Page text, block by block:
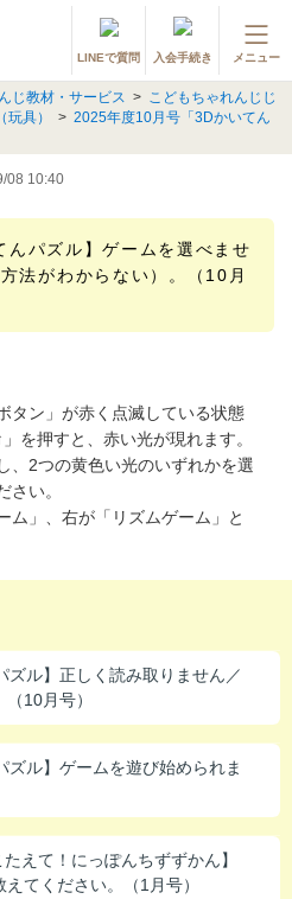
LINEで質問 入会手続き メニュー
続き
会)
せ
手続きはこちら
じのご紹介はこちら
イトはこちら
じ教材・サービス > こどもちゃれんじじ
具） > 2025年度10月号「3Dかいてん
08 10:40
んパズル】ゲームを選べませ
法がわからない）。（10月
タン」が赤く点滅している状態
を押すと、赤い光が現れます。
、2つの黄色い光のいずれかを選
さい。
ム」、右が「リズムゲーム」と
ズル】正しく読み取りません／
10月号）
ズル】ゲームを遊び始められま
えて！にっぽんちずずかん】
てください。（1月号）